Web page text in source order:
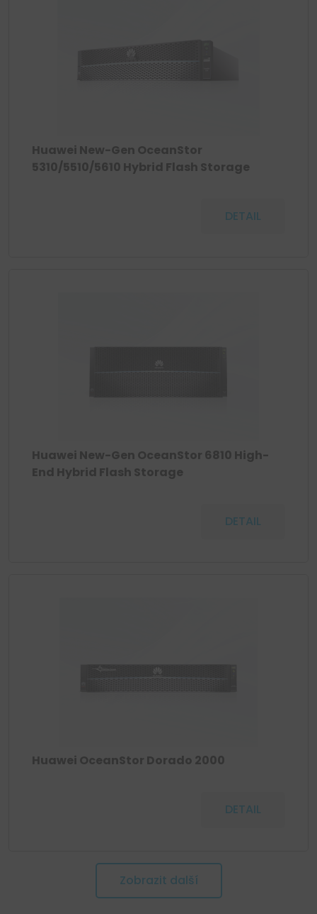
Huawei New-Gen OceanStor
5310/5510/5610 Hybrid Flash Storage
DETAIL
Huawei New-Gen OceanStor 6810 High-
End Hybrid Flash Storage
DETAIL
Huawei OceanStor Dorado 2000
DETAIL
Zobrazit další